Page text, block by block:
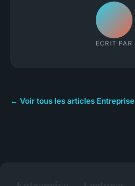
ECRIT PAR
← Voir tous les articles Entreprise